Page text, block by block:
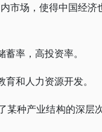
市场，使得中国经
率，高投资率。
和人力资源开发。
某种产业结构的深层